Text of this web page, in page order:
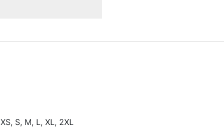
XS, S, M, L, XL, 2XL